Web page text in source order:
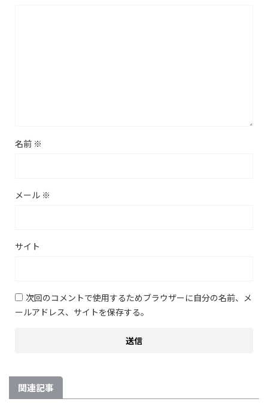
名前 ※
メール ※
サイト
次回のコメントで使用するためブラウザーに自分の名前、メ
ールアドレス、サイトを保存する。
関連記事